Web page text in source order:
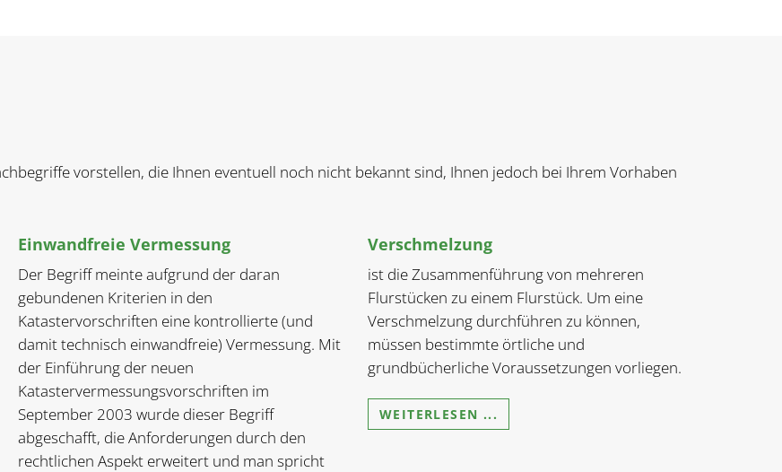
vorstellen, die Ihnen eventuell noch nicht bekannt sind, Ihnen jedoch bei Ihrem Vorhaben
Einwandfreie Vermessung
Der Begriff meinte aufgrund der daran
gebundenen Kriterien in den
Katastervorschriften eine kontrollierte (und
damit technisch einwandfreie) Vermessung. Mit
der Einführung der neuen
Katastervermessungsvorschriften im
September 2003 wurde dieser Begriff
abgeschafft, die Anforderungen durch den
rechtlichen Aspekt erweitert und man spricht
Verschmelzung
ist die Zusammenführung von mehreren
Flurstücken zu einem Flurstück. Um eine
Verschmelzung durchführen zu können,
müssen bestimmte örtliche und
grundbücherliche Voraussetzungen vorliegen.
WEITERLESEN ...